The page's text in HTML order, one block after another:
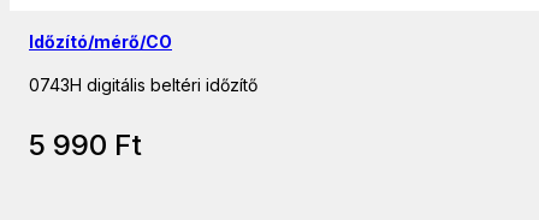
Időzító/mérő/CO
0743H digitális beltéri időzítő
5 990 Ft